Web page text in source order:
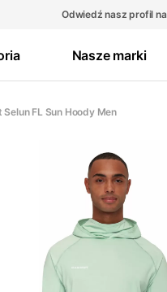
Odwiedź nasz profil na
Nasze marki
FL Sun Hoody Men